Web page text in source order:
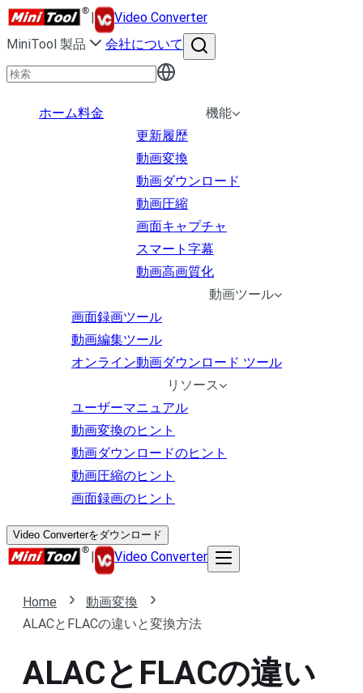
|
Video Converter
MiniTool 製品
会社について
ホーム料金
機能
更新履歴
動画変換
動画ダウンロード
動画圧縮
画面キャプチャ
スマート字幕
動画高画質化
動画ツール
画面録画ツール
動画編集ツール
オンライン動画ダウンロード ツール
リソース
ユーザーマニュアル
動画変換のヒント
動画ダウンロードのヒント
動画圧縮のヒント
画面録画のヒント
Video Converterをダウンロード
| Video Converter
Home
動画変換
ALACとFLACの違いと変換方法
ALACとFLACの違い